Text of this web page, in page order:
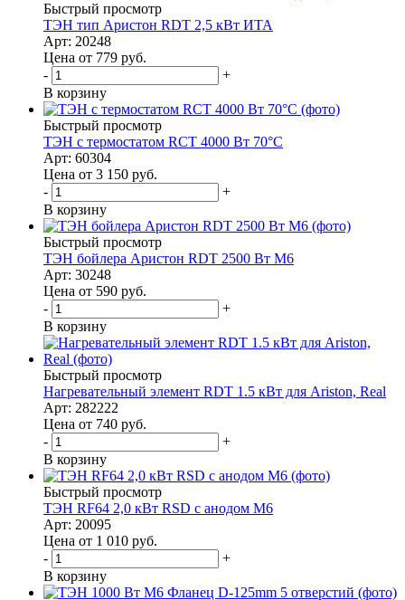
Быстрый просмотр
ТЭН тип Аристон RDT 2,5 кВт ИТА
Арт: 20248
Цена от 779 руб.
-
+
В корзину
Быстрый просмотр
ТЭН с термостатом RCT 4000 Вт 70°С
Арт: 60304
Цена от 3 150 руб.
-
+
В корзину
Быстрый просмотр
ТЭН бойлера Аристон RDT 2500 Вт М6
Арт: 30248
Цена от 590 руб.
-
+
В корзину
Быстрый просмотр
Нагревательный элемент RDT 1.5 кВт для Ariston, Real
Арт: 282222
Цена от 740 руб.
-
+
В корзину
Быстрый просмотр
ТЭН RF64 2,0 кВт RSD с анодом M6
Арт: 20095
Цена от 1 010 руб.
-
+
В корзину